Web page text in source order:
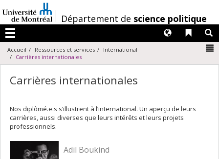
au
contenu
/Département de science politique
Menu
Liens
Langues
Accueil Ressources et services
International
Carrières internationales
Carrières internationales
Nos diplômé.e.s s’illustrent à l’international. Un aperçu de leurs
carrières, aussi diverses que leurs intérêts et leurs projets
professionnels.
Adil Boukind